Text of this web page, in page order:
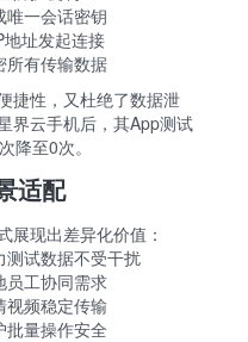
唯一会话密钥
址发起连接
所有传输数据
捷性，又杜绝了数据泄
界云手机后，其App测试
降至0次。
适配
展现出差异化价值：
测试数据不受干扰
员工协同需求
视频稳定传输
批量操作安全